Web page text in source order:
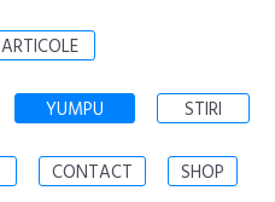
ARTICOLE
YUMPU STIRI
CONTACT SHOP